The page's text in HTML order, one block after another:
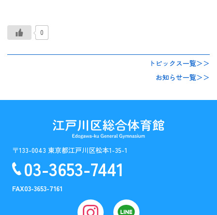
0
トピックス一覧＞＞
お知らせ一覧＞＞
〒133-0043 東京都江戸川区松本1-35-1
03-3653-7441
FAX03-3653-7161